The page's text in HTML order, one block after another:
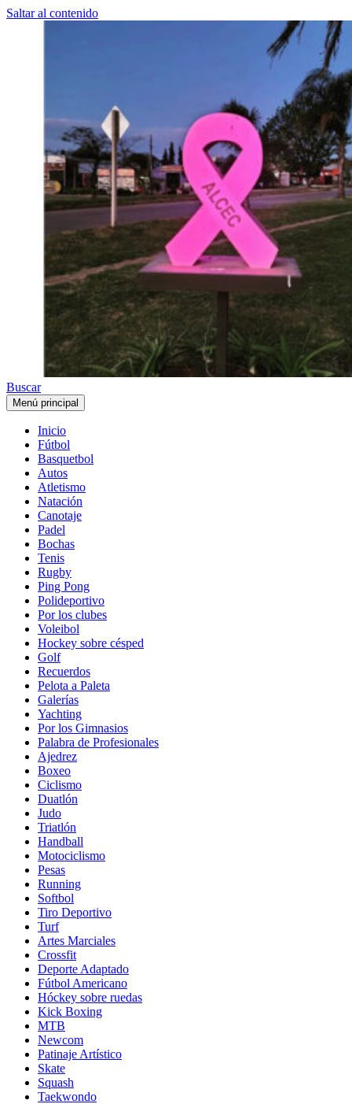
Saltar al contenido
Buscar
Menú principal
Inicio
Fútbol
Basquetbol
Autos
Atletismo
Natación
Canotaje
Padel
Bochas
Tenis
Rugby
Ping Pong
Polideportivo
Por los clubes
Voleibol
Hockey sobre césped
Golf
Recuerdos
Pelota a Paleta
Galerías
Yachting
Por los Gimnasios
Palabra de Profesionales
Ajedrez
Boxeo
Ciclismo
Duatlón
Judo
Triatlón
Handball
Motociclismo
Pesas
Running
Softbol
Tiro Deportivo
Turf
Artes Marciales
Crossfit
Deporte Adaptado
Fútbol Americano
Hóckey sobre ruedas
Kick Boxing
MTB
Newcom
Patinaje Artístico
Skate
Squash
Taekwondo